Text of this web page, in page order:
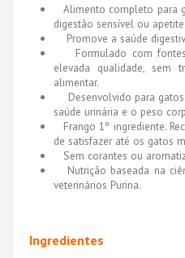
Alimento completo para
digestão sensível ou
Promove a saúde
Formulado com fontes
elevada qualidade, sem
alimentar.
Desenvolvido para
saúde urinária e o peso
Frango 1º ingrediente.
de satisfazer até os gatos
Sem corantes ou
Nutrição baseada na
veterinários Purina.
Ingredientes